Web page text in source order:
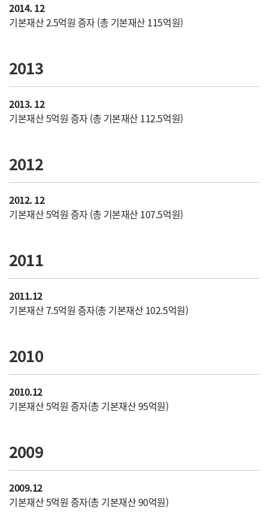
2014. 12
기본재산 2.5억원 증자 (총 기본재산 115억원)
2013
2013. 12
기본재산 5억원 증자 (총 기본재산 112.5억원)
2012
2012. 12
기본재산 5억원 증자 (총 기본재산 107.5억원)
2011
2011.12
기본재산 7.5억원 증자(총 기본재산 102.5억원)
2010
2010.12
기본재산 5억원 증자(총 기본재산 95억원)
2009
2009.12
기본재산 5억원 증자(총 기본재산 90억원)